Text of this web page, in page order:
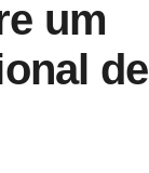
um
de